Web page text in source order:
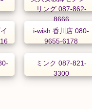
リング 087-862-
8666
i-wish 香川店 080-
9655-6178
ミンク 087-821-
3300